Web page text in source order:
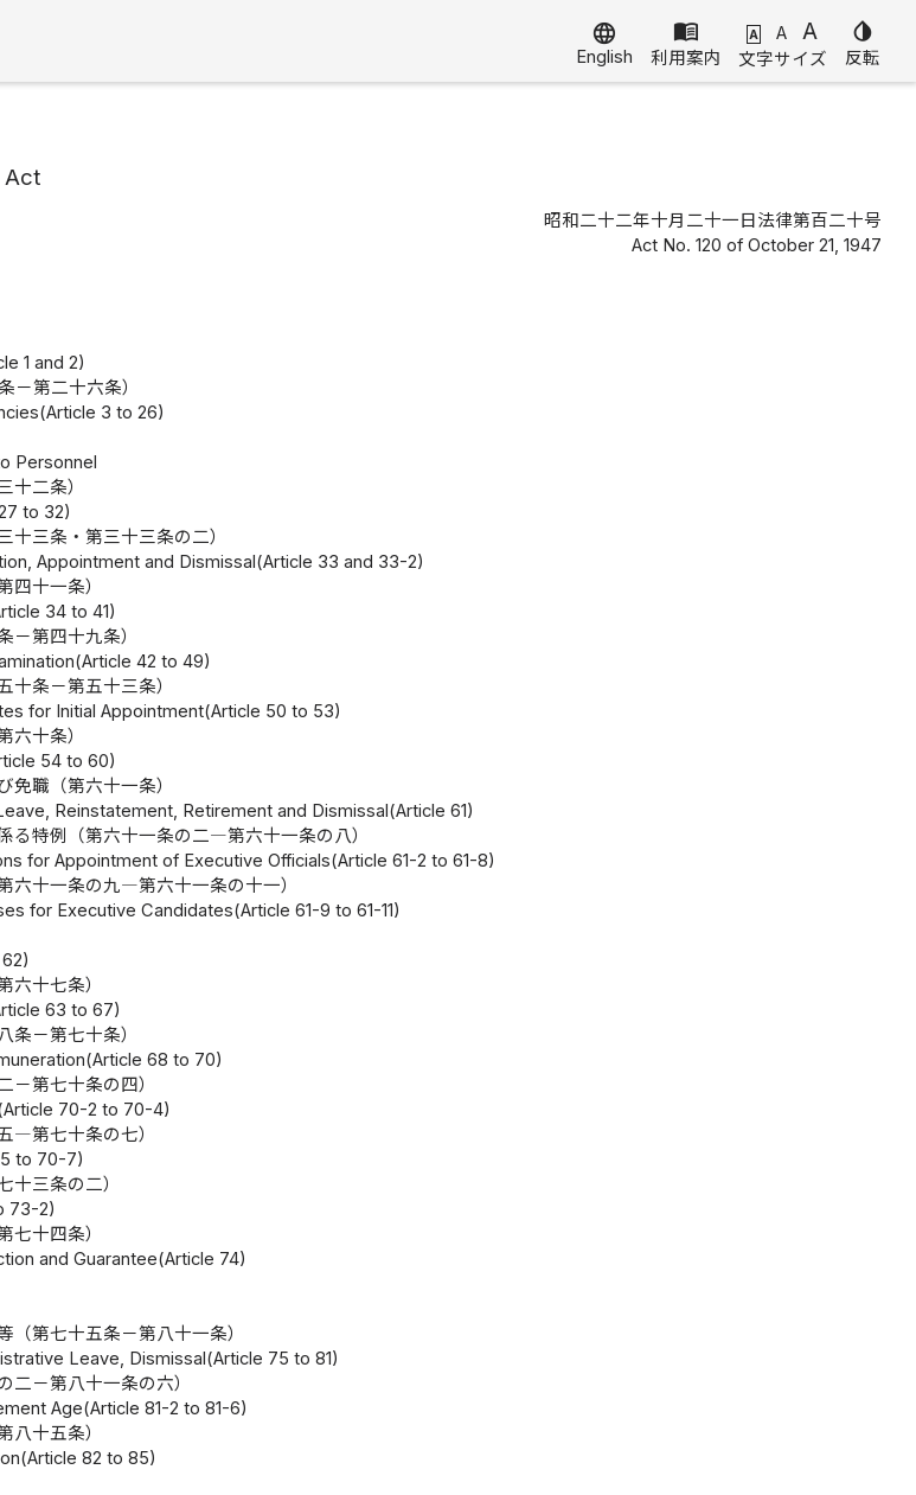
language
English
menu_book
利用案内
A A A
文字サイズ
invert_colors
反転
Act
昭和二十二年十月二十一日法律第百二十号
Act No. 120 of October 21, 1947
1 and 2)
第二十六条）
3 to 26)
Personnel
二条）
to 32)
三条・第三十三条の二）
Appointment and Dismissal(Article 33 and 33-2)
十一条）
34 to 41)
第四十九条）
42 to 49)
条－第五十三条）
for Initial Appointment(Article 50 to 53)
十条）
54 to 60)
職（第六十一条）
Reinstatement, Retirement and Dismissal(Article 61)
特例（第六十一条の二―第六十一条の八）
for Appointment of Executive Officials(Article 61-2 to 61-8)
十一条の九―第六十一条の十一）
for Executive Candidates(Article 61-9 to 61-11)
十七条）
63 to 67)
－第七十条）
68 to 70)
第七十条の四）
70-2 to 70-4)
―第七十条の七）
to 70-7)
三条の二）
73-2)
十四条）
and Guarantee(Article 74)
第七十五条－第八十一条）
Leave, Dismissal(Article 75 to 81)
－第八十一条の六）
Age(Article 81-2 to 81-6)
十五条）
82 to 85)